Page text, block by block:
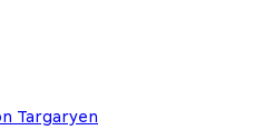
Targaryen